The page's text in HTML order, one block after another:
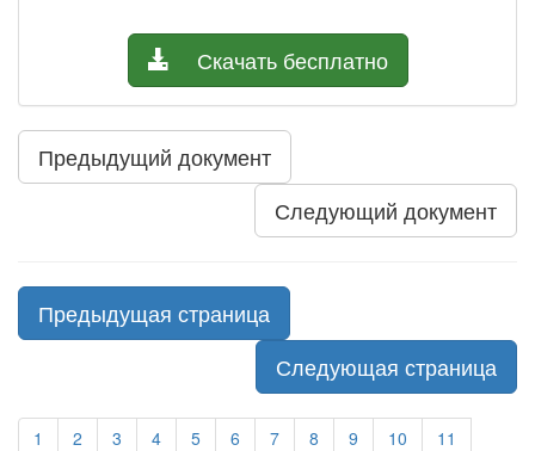
Скачать бесплатно
Предыдущий документ
Следующий документ
Предыдущая страница
Следующая страница
1 2 3 4 5 6 7 8 9 10
11